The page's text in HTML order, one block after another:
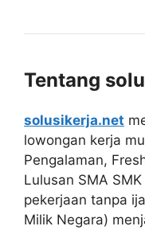
Tentang
solusikerja.net
lowongan kerja
Pengalaman,
Lulusan SMA
pekerjaan tanpa
Milik Negara)